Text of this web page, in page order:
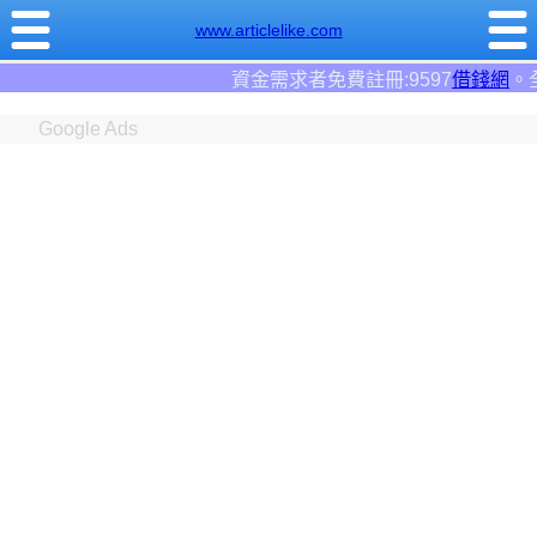
www.articlelike.com
資金需求者免費註冊:9597借錢網。全台前三大借錢網站
Google Ads